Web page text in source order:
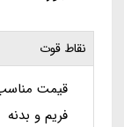
نقاط قوت
قیمت
فریم و بدنه